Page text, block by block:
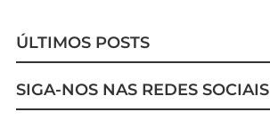
ÚLTIMOS POSTS
SIGA-NOS NAS REDES SOCIAIS